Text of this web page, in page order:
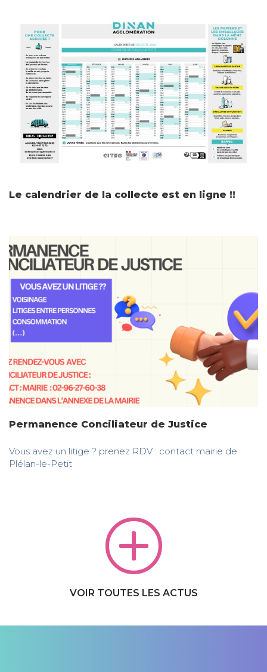
Le calendrier de la collecte est en ligne !!
Permanence Conciliateur de Justice
Vous avez un litige ? prenez RDV : contact mairie de
Plélan-le-Petit
VOIR TOUTES LES ACTUS